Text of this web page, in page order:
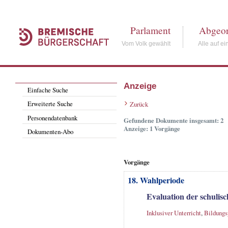
Parlament
Vom Volk gewählt Alle auf
Einfache Suche
Erweiterte Suche
Personendatenbank
Dokumenten-Abo
Anzeige
Zurück
Gefundene Dokumente insgesamt: 2
Anzeige: 1 Vorgänge
Vorgänge
18. Wahlperiode
Evaluation der
Inklusiver Unterricht,